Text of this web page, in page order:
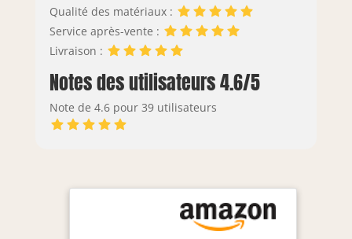
Qualité des matériaux :
Service après-vente :
Livraison :
Notes des utilisateurs 4.6/5
Note de 4.6 pour 39 utilisateurs